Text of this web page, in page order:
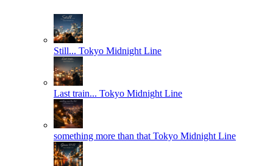
Still... Tokyo Midnight Line
Last train... Tokyo Midnight Line
something more than that Tokyo Midnight Line